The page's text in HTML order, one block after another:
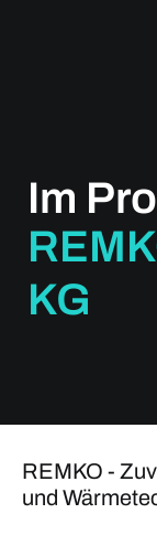
Im
KG
REMKO -
und